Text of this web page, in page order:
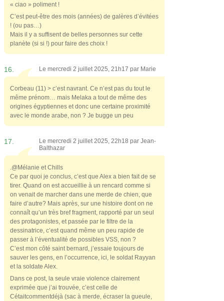
« ciao » poliment !
C’est peut-être des mois (années) de galères d’évitées
! (ou pas…)
Mais il y a suffisent de belles personnes sur cette
planète (si si !) pour faire des choix !
16. Le mercredi 2 juillet 2025, 21h17 par Marie
Corbeau (11) > c’est navrant. Ce n’est pas du tout le
même prénom… mais Melaka a tout de même des
origines égyptiennes et donc une certaine proximité
avec le monde arabe, non ? Je bugge un peu
17. Le mercredi 2 juillet 2025, 22h18 par Jean-
Balthazar
.@Mélanie et Chills
Ce par quoi je conclus, c’est que Alex a bien fait de se
tirer. Quand on est accueillie à un rencard comme si
on venait de marcher dans une merde de chien, que
faire d’autre? Mais après, sur une histoire dont on ne
connaît qu’un très bref fragment, rapporté par un seul
des protagonistes, et passée par le filtre de la
dessinatrice, c’est quand même un peu rapide de
passer à l’éventualité de possibles VSS, non ?
C’est mon côté saint bernard, j’essaie toujours de
sauver les gens, en l’occurrence, ici, le soldat Rayyan
et la soldate Alex.
Dans ce post, la seule vraie violence clairement
exprimée que j’ai trouvée, c’est celle de
Cétaitcommentdéjà (sac à merde, écraser la gueule,